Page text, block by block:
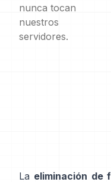
nunca tocan
nuestros
servidores.
La eliminación de